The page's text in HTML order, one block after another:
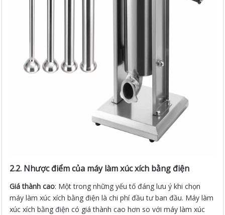
2.2. Nhược điểm của máy làm xúc xích bằng điện
Giá thành cao: Một trong những yếu tố đáng lưu ý khi chọn
máy làm xúc xích bằng điện là chi phí đầu tư ban đầu. Máy làm
xúc xích bằng điện có giá thành cao hơn so với máy làm xúc